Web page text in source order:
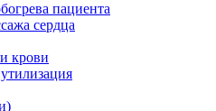
пациента
сердца
крови